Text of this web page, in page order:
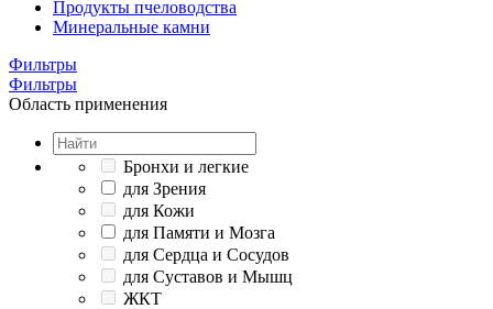
Продукты пчеловодства
Минеральные камни
Фильтры
Фильтры
Область применения
Бронхи и легкие
для Зрения
для Кожи
для Памяти и Мозга
для Сердца и Сосудов
для Суставов и Мышц
ЖКТ